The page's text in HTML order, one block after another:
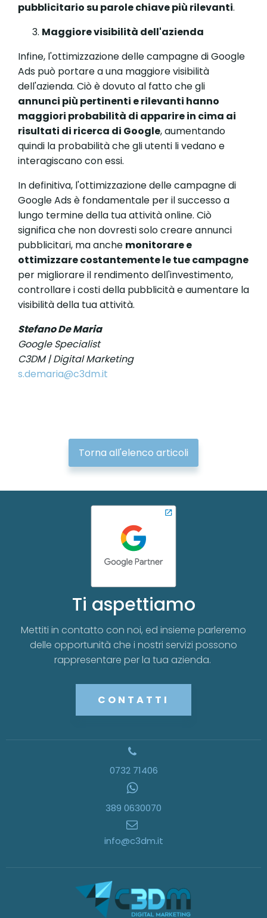
pubblicitario su parole chiave più rilevanti.
Maggiore visibilità dell'azienda
Infine, l'ottimizzazione delle campagne di Google
Ads può portare a una maggiore visibilità
dell'azienda. Ciò è dovuto al fatto che gli
annunci più pertinenti e rilevanti hanno
maggiori probabilità di apparire in cima ai
risultati di ricerca di Google, aumentando
quindi la probabilità che gli utenti li vedano e
interagiscano con essi.
In definitiva, l'ottimizzazione delle campagne di
Google Ads è fondamentale per il successo a
lungo termine della tua attività online. Ciò
significa che non dovresti solo creare annunci
pubblicitari, ma anche monitorare e
ottimizzare costantemente le tue campagne
per migliorare il rendimento dell'investimento,
controllare i costi della pubblicità e aumentare la
visibilità della tua attività.
Stefano De Maria
Google Specialist
C3DM | Digital Marketing
s.demaria@c3dm.it
Torna all'elenco articoli
Ti aspettiamo
Mettiti in contatto con noi, ed insieme parleremo
delle opportunità che i nostri servizi possono
rappresentare per la tua azienda.
CONTATTI
0732 71406
389 0630070
info@c3dm.it